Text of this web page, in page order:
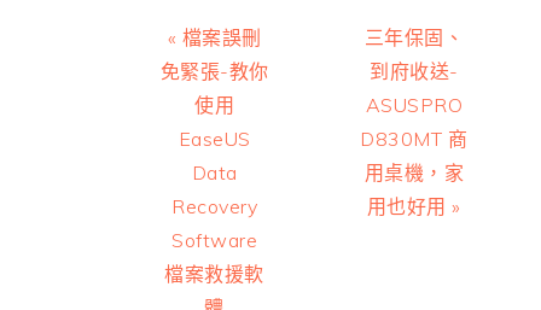
Previous
Post:
« 檔案誤刪
免緊張-教你
使用
EaseUS
Data
Recovery
Software
檔案救援軟
Next
Post:
三年保固、
到府收送-
ASUSPRO
D830MT 商
用桌機，家
用也好用 »